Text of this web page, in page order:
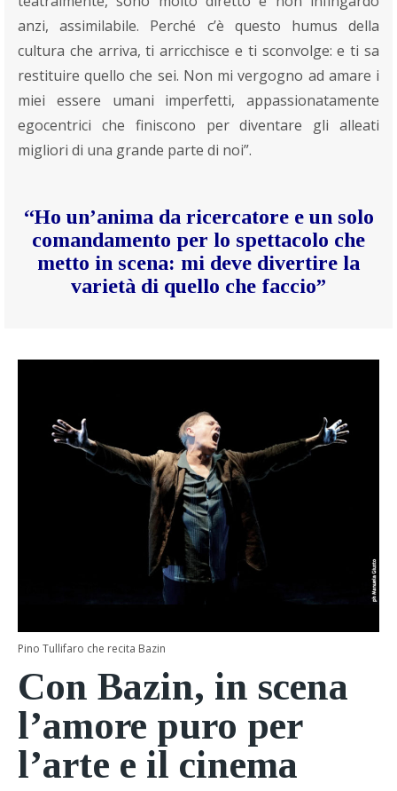
anzi, assimilabile. Perché c’è questo humus della
cultura che arriva, ti arricchisce e ti sconvolge: e ti sa
restituire quello che sei. Non mi vergogno ad amare i
miei essere umani imperfetti, appassionatamente
egocentrici che finiscono per diventare gli alleati
migliori di una grande parte di noi”.
“Ho un’anima da ricercatore e un solo
comandamento per lo spettacolo che
metto in scena: mi deve divertire la
varietà di quello che faccio”
Pino Tullifaro che recita Bazin
Con Bazin, in scena
l’amore puro per
l’arte e il cinema